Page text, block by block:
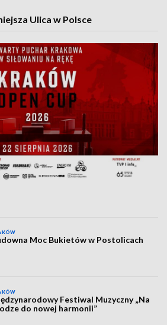
Ulica w Polsce
Moc Bukietów w Postolicach
Festiwal Muzyczny „Na
do nowej harmonii”